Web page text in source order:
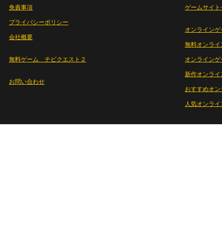
免責事項
プライバシーポリシー
会社概要
無料ゲーム チビクエスト２
お問い合わせ
ゲームサイト
オンラインゲ
無料オンライ
オンライン
新作オンライ
おすすめオ
人気オンラ